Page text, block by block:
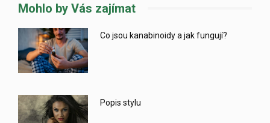
Mohlo by Vás zajímat
Co jsou kanabinoidy a jak fungují?
Popis stylu